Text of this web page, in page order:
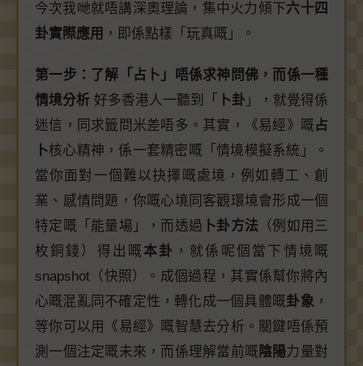
今次我哋就唔講深奧理論，集中火力傾下六十四
卦實際應用 ，即係點樣「玩真嘅」。
第一步：了解「占卜」唔係求神問佛，而係一種
情境分析 好多香港人一聽到「 卜卦 」，就覺得係
迷信，同求籤問米差唔多。其實，《易經》嘅占
卜核心精神，係一套精密嘅「情境模擬系統」。
當你面對一個難以抉擇嘅處境，例如轉工、創
業、感情問題，你嘅心境同客觀環境會形成一個
特定嘅「能量場」，而透過 卜卦方法 （例如用三
枚銅錢）得出嘅 本卦 ，就係呢個當下情境嘅
snapshot（快照）。成個過程，其實係幫你將內
心嘅混亂同不確定性，轉化成一個具體嘅卦象 ，
等你可以用《易經》嘅智慧去分析。關鍵唔係預
測一個注定嘅未來，而係理解當前嘅 陰陽力量對